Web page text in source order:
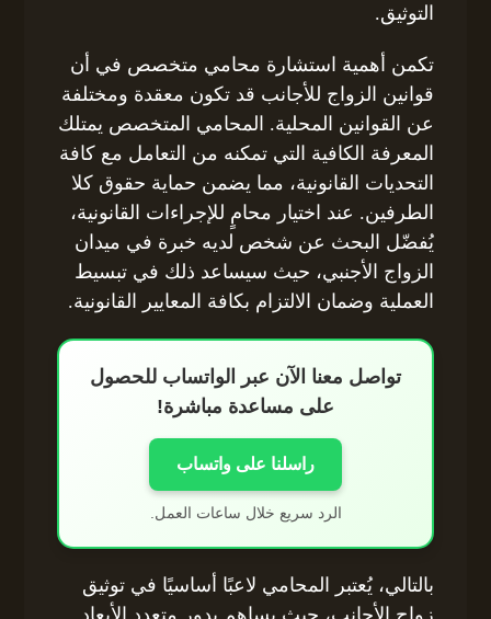
التوثيق.
تكمن أهمية استشارة محامي متخصص في أن
قوانين الزواج للأجانب قد تكون معقدة ومختلفة
عن القوانين المحلية. المحامي المتخصص يمتلك
المعرفة الكافية التي تمكنه من التعامل مع كافة
التحديات القانونية، مما يضمن حماية حقوق كلا
الطرفين. عند اختيار محامٍ للإجراءات القانونية،
يُفضّل البحث عن شخص لديه خبرة في ميدان
الزواج الأجنبي، حيث سيساعد ذلك في تبسيط
العملية وضمان الالتزام بكافة المعايير القانونية.
تواصل معنا الآن عبر الواتساب للحصول
على مساعدة مباشرة!
راسلنا على واتساب
الرد سريع خلال ساعات العمل.
بالتالي، يُعتبر المحامي لاعبًا أساسيًا في توثيق
زواج الأجانب، حيث يساهم بدور متعدد الأبعاد